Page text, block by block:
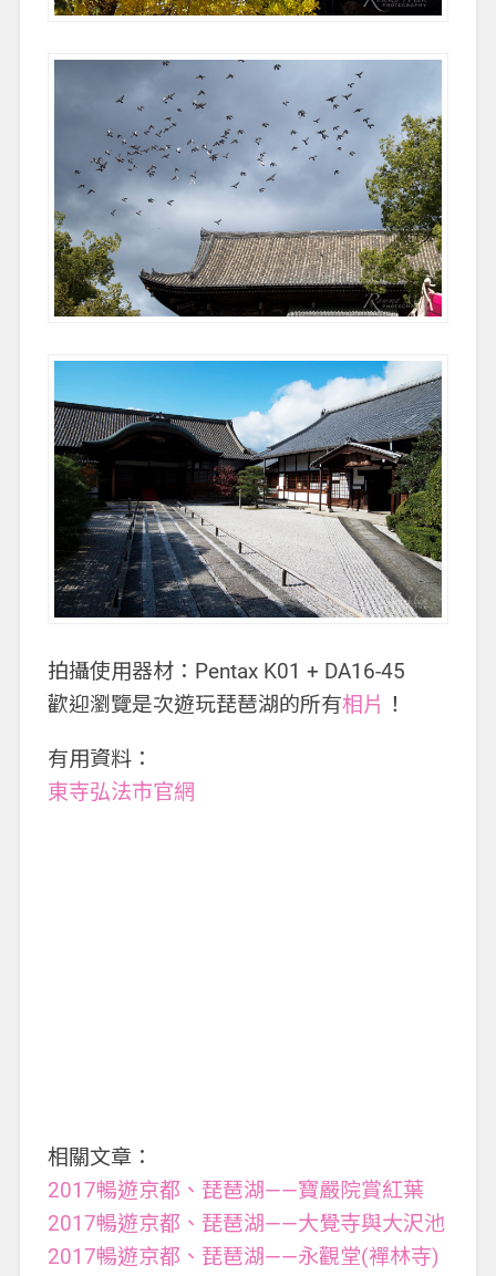
拍攝使用器材：Pentax K01 + DA16-45
歡迎瀏覽是次遊玩琵琶湖的所有相片 ！
有用資料：
東寺弘法市官網
相關文章：
2017暢遊京都、琵琶湖——寶嚴院賞紅葉
2017暢遊京都、琵琶湖——大覺寺與大沢池
2017暢遊京都、琵琶湖——永觀堂(襌林寺)